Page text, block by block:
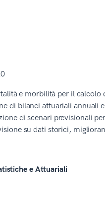
e morbilità per il
di bilanci attuariali annuali
di scenari previsionali
su dati storici,
e Attuariali